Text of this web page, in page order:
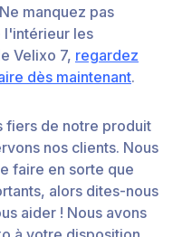
manquez pas
l'intérieur les
Velixo 7, regardez
dès maintenant.
fiers de notre produit
nos clients. Nous
faire en sorte que
alors dites-nous
aider ! Nous avons